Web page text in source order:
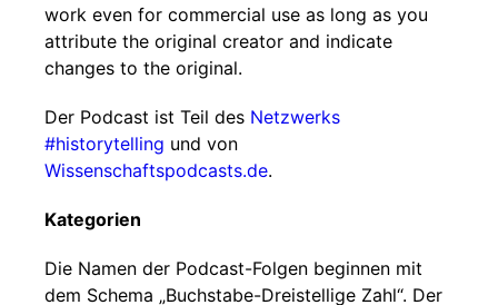
work even for commercial use as long as you
attribute the original creator and indicate
changes to the original.
Der Podcast ist Teil des Netzwerks
#historytelling und von
Wissenschaftspodcasts.de.
Kategorien
Die Namen der Podcast-Folgen beginnen mit
dem Schema „Buchstabe-Dreistellige Zahl“. Der